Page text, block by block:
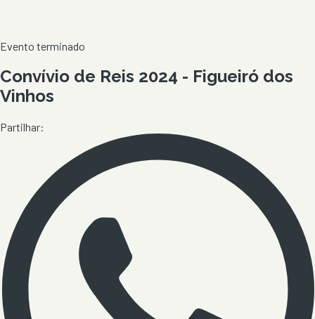
Evento terminado
Convívio de Reis 2024 - Figueiró dos
Vinhos
Partilhar: